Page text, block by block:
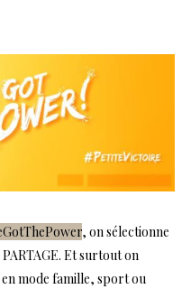
, on sélectionne
Et surtout on
mode famille, sport ou